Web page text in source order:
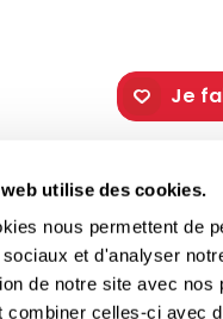
utilise des cookies.
nous permettent de
et d'analyser
de notre site avec
combiner celles-ci avec
Je
Les fêtes
Les saints du
La Bible